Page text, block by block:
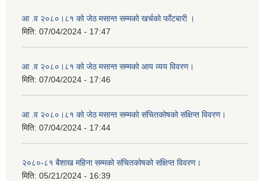
आ .व २०८०।८१ को जेठ मसान्त सम्मको खर्चको फाँटबारी ।
मिति: 07/04/2024 - 17:47
आ .व २०८०।८१ को जेठ मसान्त सम्मको आय व्यय विवरण।
मिति: 07/04/2024 - 17:46
आ .व २०८०।८१ को जेठ मसान्त सम्मको संचितकोषको संक्षिप्त विवरण।
मिति: 07/04/2024 - 17:44
२०८०-८१ बैशाख महिना सम्मको संचितकोषको संक्षिप्त विवरण।
मिति: 05/21/2024 - 16:39